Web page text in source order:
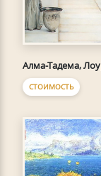
Алма-Тадема,
СТОИМОСТЬ